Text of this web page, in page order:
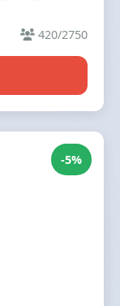
420/2750
-5%